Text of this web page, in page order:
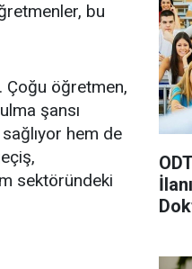
bu
Çoğu öğretmen,
şansı
hem de
sektöründeki